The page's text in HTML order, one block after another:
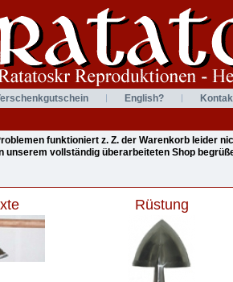
English?
funktioniert z. Z. der Warenkorb leider
unserem vollständig überarbeiteten Shop
Rüstung